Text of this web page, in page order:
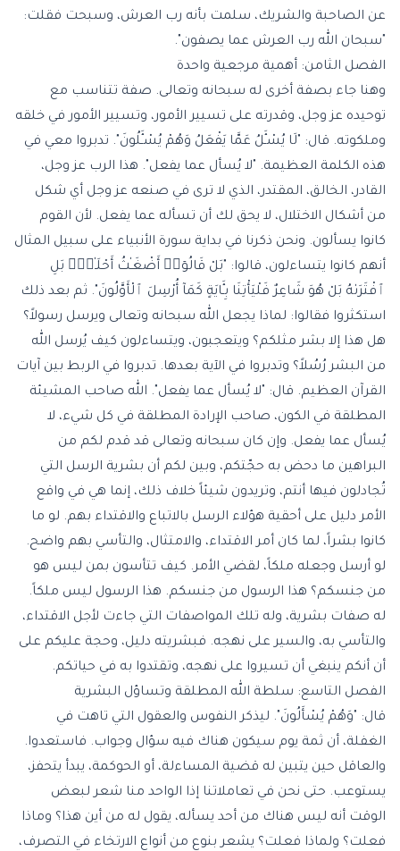
عن الصاحبة والشريك، سلمت بأنه رب العرش، وسبحت فقلت:
"سبحان الله رب العرش عما يصفون".
الفصل الثامن: أهمية مرجعية واحدة
وهنا جاء بصفة أخرى له سبحانه وتعالى. صفة تتناسب مع
توحيده عز وجل، وقدرته على تسيير الأمور، وتسيير الأمور في خلقه
وملكوته. قال: "لَا يُسْـَٔلُ عَمَّا يَفْعَلُ وَهُمْ يُسْـَٔلُونَ". تدبروا معي في
هذه الكلمة العظيمة. "لا يُسأل عما يفعل". هذا الرب عز وجل،
القادر، الخالق، المقتدر، الذي لا ترى في صنعه عز وجل أي شكل
من أشكال الاختلال، لا يحق لك أن تسأله عما يفعل. لأن القوم
كانوا يسألون. ونحن ذكرنا في بداية سورة الأنبياء على سبيل المثال
أنهم كانوا يتساءلون، قالوا: "بَلْ قَالُوٓا۟ أَضْغَـٰثُ أَحْلَـٰمٍۭ بَلِ
ٱفْتَرَىٰهُ بَلْ هُوَ شَاعِرٌ فَلْيَأْتِنَا بِـَٔايَةٍ كَمَآ أُرْسِلَ ٱلْأَوَّلُونَ". ثم بعد ذلك
استكثروا فقالوا: لماذا يجعل الله سبحانه وتعالى ويرسل رسولاً؟
هل هذا إلا بشر مثلكم؟ ويتعجبون، ويتساءلون كيف يُرسل الله
من البشر رُسُلاً؟ وتدبروا في الآية بعدها. تدبروا في الربط بين آيات
القرآن العظيم. قال: "لا يُسأل عما يفعل". الله صاحب المشيئة
المطلقة في الكون، صاحب الإرادة المطلقة في كل شيء، لا
يُسأل عما يفعل. وإن كان سبحانه وتعالى قد قدم لكم من
البراهين ما دحض به حجّتكم، وبين لكم أن بشرية الرسل التي
تُجادلون فيها أنتم، وتريدون شيئاً خلاف ذلك، إنما هي في واقع
الأمر دليل على أحقية هؤلاء الرسل بالاتباع والاقتداء بهم. لو ما
كانوا بشراً، لما كان أمر الاقتداء، والامتثال، والتأسي بهم واضح.
لو أرسل وجعله ملكاً، لقضي الأمر. كيف تتأسون بمن ليس هو
من جنسكم؟ هذا الرسول من جنسكم. هذا الرسول ليس ملكاً.
له صفات بشرية، وله تلك المواصفات التي جاءت لأجل الاقتداء،
والتأسي به، والسير على نهجه. فبشريته دليل، وحجة عليكم على
أن أنكم ينبغي أن تسيروا على نهجه، وتقتدوا به في حياتكم.
الفصل التاسع: سلطة الله المطلقة وتساؤل البشرية
قال: "وَهُمْ يُسْأَلُونَ". ليذكر النفوس والعقول التي تاهت في
الغفلة، أن ثمة يوم سيكون هناك فيه سؤال وجواب. فاستعدوا.
والعاقل حين يتبين له قضية المساءلة، أو الحوكمة، يبدأ يتحفز،
يستوعب. حتى نحن في تعاملاتنا إذا الواحد منا شعر لبعض
الوقت أنه ليس هناك من أحد يسأله، يقول له من أين هذا؟ وماذا
فعلت؟ ولماذا فعلت؟ يشعر بنوع من أنواع الارتخاء في التصرف،